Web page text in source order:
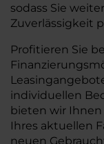
sodass Sie
Zuverlässigkeit
Profitieren Sie
individuellen
bieten wir
Ihres aktuellen
neuen